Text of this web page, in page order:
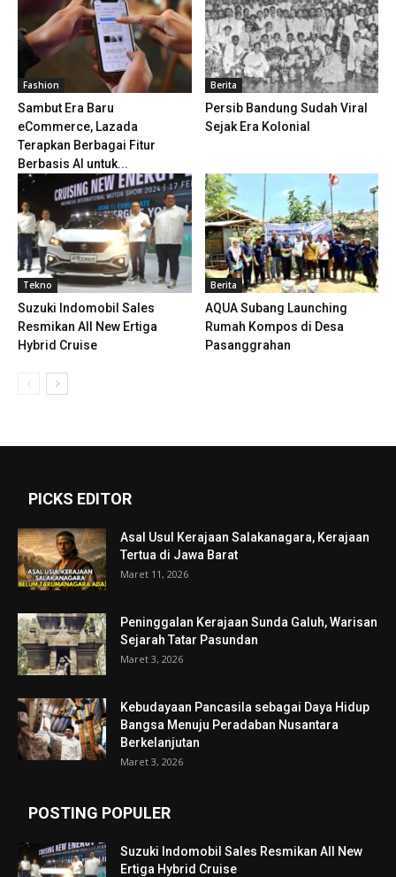
Fashion
Sambut Era Baru
eCommerce, Lazada
Terapkan Berbagai Fitur
Berbasis AI untuk...
Berita
Persib Bandung Sudah Viral
Sejak Era Kolonial
Tekno
Suzuki Indomobil Sales
Resmikan All New Ertiga
Hybrid Cruise
Berita
AQUA Subang Launching
Rumah Kompos di Desa
Pasanggrahan
PICKS EDITOR
Asal Usul Kerajaan Salakanagara, Kerajaan
Tertua di Jawa Barat
Maret 11, 2026
Peninggalan Kerajaan Sunda Galuh, Warisan
Sejarah Tatar Pasundan
Maret 3, 2026
Kebudayaan Pancasila sebagai Daya Hidup
Bangsa Menuju Peradaban Nusantara
Berkelanjutan
Maret 3, 2026
POSTING POPULER
Suzuki Indomobil Sales Resmikan All New
Ertiga Hybrid Cruise